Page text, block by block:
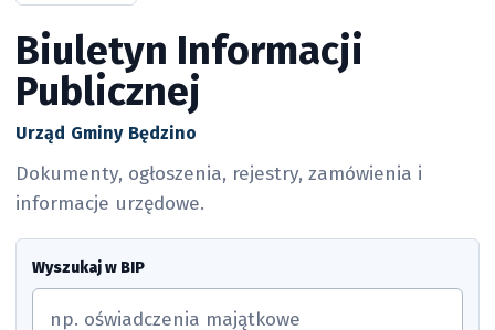
Biuletyn Informacji
Publicznej
Urząd Gminy Będzino
Dokumenty, ogłoszenia, rejestry, zamówienia i
informacje urzędowe.
Wyszukaj w BIP